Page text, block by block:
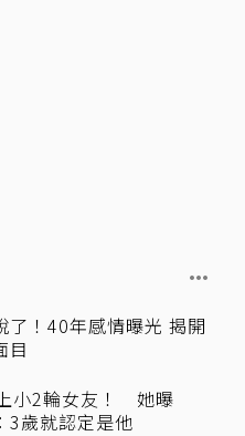
了！40年感情曝光 揭開
目
小2輪女友！ 她曝
3歲就認定是他